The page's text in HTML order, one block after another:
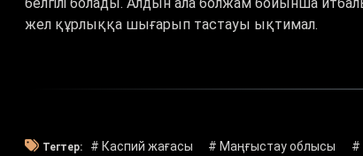
жел құрлыққа шығарып тастауы ықтимал.
Тегтер: # Каспий жағасы # Маңғыстау облысы #